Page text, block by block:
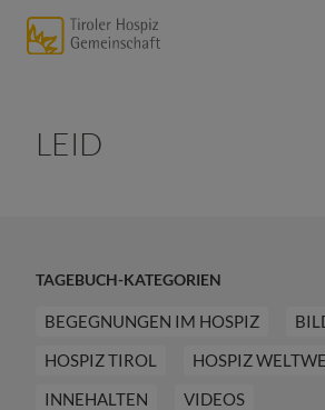
LEID
TAGEBUCH-KATEGORIEN
BEGEGNUNGEN IM HOSPIZ
HOSPIZ TIROL
HOSPIZ
INNEHALTEN
VIDEOS